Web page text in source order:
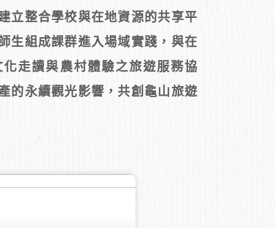
立整合學校與在地資源的共享平
生組成課群進入場域實踐，與在
走讀與農村體驗之旅遊服務協
的永續觀光影響，共創龜山旅遊